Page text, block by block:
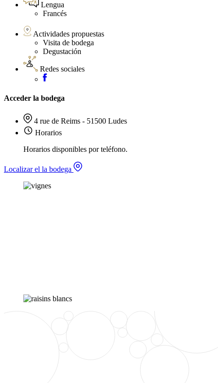
Lengua
Francés
Actividades propuestas
Visita de bodega
Degustación
Redes sociales
Acceder la bodega
4 rue de Reims - 51500 Ludes
Horarios
Horarios disponibles por teléfono.
Localizar el la bodega